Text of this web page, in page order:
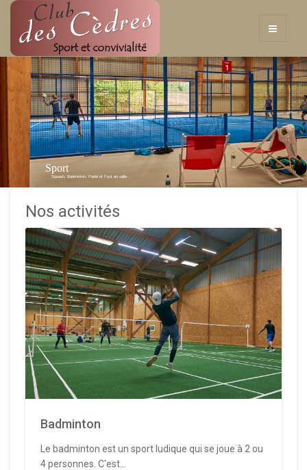
Sport
Squash, Badminton, Padel et Foot en salle
Nos activités
Badminton
Le badminton est un sport ludique qui se joue à 2 ou
4 personnes. C'est...